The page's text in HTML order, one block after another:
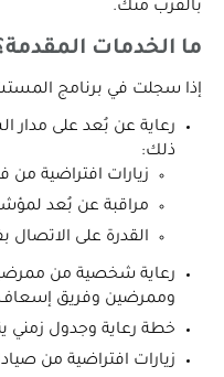
بالقرب منك.
ما الخدمات
إذا سجلت في برنامج
رعاية عن بُعد على مدار
ذلك:
زيارات افتراضية من
مراقبة عن بُعد
القدرة على الاتصال
رعاية شخصية من
وممرضين وفريق إسعاف
خطة رعاية وجدول زمني
زيارات افتراضية من